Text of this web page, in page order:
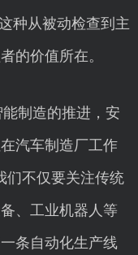
种从被动检查到主
的价值所在。
制造的推进，安
汽车制造厂工作
们不仅要关注传统
、工业机器人等
条自动化生产线